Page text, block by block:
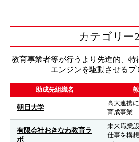
カテゴリー2
教育事業者等が行うより先進的、特
エンジンを駆動させるプ
助成先組織名 教育
朝日大学
高大連携
育成事業
有限会社おきなわ教育ラ
ボ
未来職業
仕事を構